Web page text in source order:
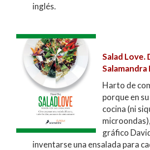
inglés.
Salad Love.
Harto de
porque en
cocina (ni
gráfico
inventarse una ensalada para